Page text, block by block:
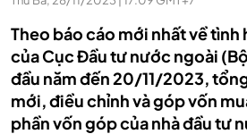
Theo báo cáo mới nhất về tình
của Cục Đầu tư nước ngoài
đầu năm đến 20/11/2023,
mới, điều chỉnh và góp vốn
phần vốn góp của nhà đầu tư